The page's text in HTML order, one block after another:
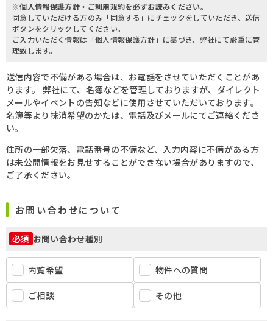
※個人情報保護方針・ご利用規約を必ずお読みください。
同意していただける方のみ「同意する」にチェックをしていただき、送信
ボタンをクリックしてください。
ご入力いただく情報は「個人情報保護方針」に基づき、弊社にて厳重に管
理致します。
送信内容で不備がある場合は、お電話をさせていただくことがあ
ります。 弊社にて、名簿などを管理しておりますが、ダイレクト
メールやイベントの告知などに使用させていただいております。
名簿等より抹消希望のかたは、電話及びメールにてご連絡くださ
い。
住所の一部欠落、電話番号の不備など、入力内容に不備がある方
は未公開情報をお見せすることができない場合がありますので、
ご了承ください。
お問い合わせについて
必須 お問い合わせ種別
内覧希望 物件への質問
ご相談 その他